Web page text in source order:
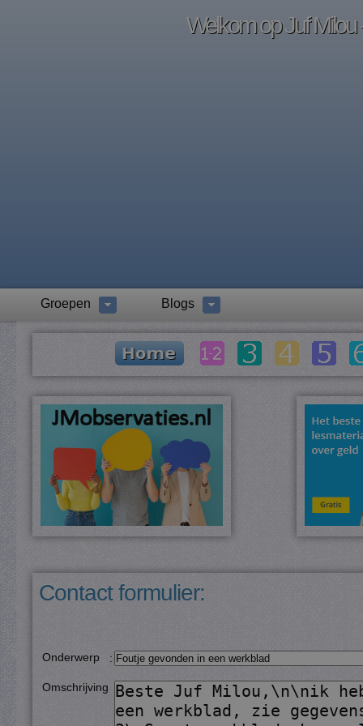
Welkom op Juf Milou
Groepen Blogs
Contact formulier:
Onderwerp :
Omschrijving